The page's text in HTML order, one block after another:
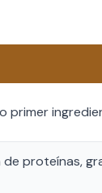
primer
proteínas,